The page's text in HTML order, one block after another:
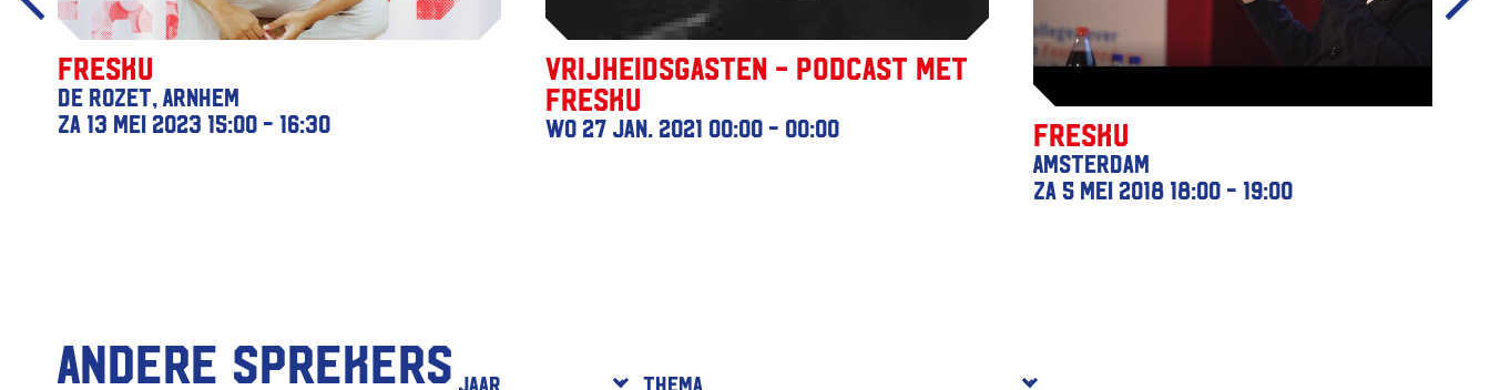
Fresku
De Rozet, Arnhem
za 13 mei 2023 15:00 - 16:30
Vrijheidsgasten - Podcast met
Fresku
wo 27 jan. 2021 00:00 - 00:00 Fresku
Amsterdam
za 5 mei 2018 18:00 - 19:00
Andere sprekers